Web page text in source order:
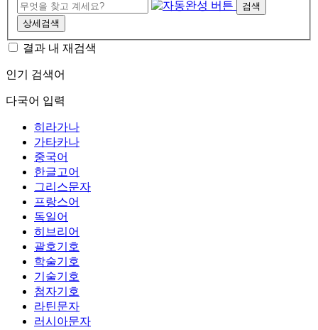
검색
상세검색
결과 내 재검색
인기 검색어
다국어 입력
히라가나
가타카나
중국어
한글고어
그리스문자
프랑스어
독일어
히브리어
괄호기호
학술기호
기술기호
첨자기호
라틴문자
러시아문자